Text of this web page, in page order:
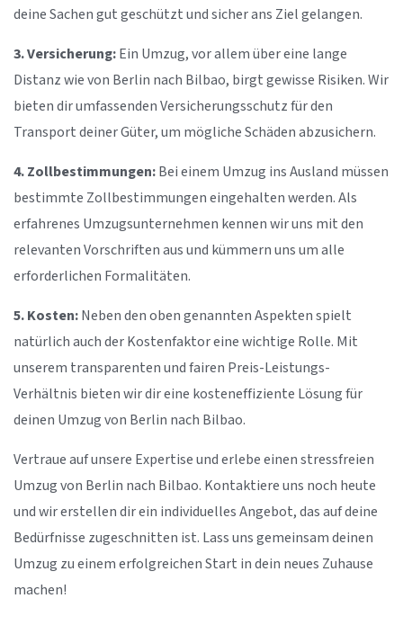
deine Sachen gut geschützt und sicher ans Ziel gelangen.
3. Versicherung:Ein Umzug, vor allem über eine lange
Distanz wie von Berlin nach Bilbao, birgt gewisse Risiken. Wir
bieten dir umfassenden Versicherungsschutz für den
Transport deiner Güter, um mögliche Schäden abzusichern.
4. Zollbestimmungen:Bei einem Umzug ins Ausland müssen
bestimmte Zollbestimmungen eingehalten werden. Als
erfahrenes Umzugsunternehmen kennen wir uns mit den
relevanten Vorschriften aus und kümmern uns um alle
erforderlichen Formalitäten.
5. Kosten:Neben den oben genannten Aspekten spielt
natürlich auch der Kostenfaktor eine wichtige Rolle. Mit
unserem transparenten und fairen Preis-Leistungs-
Verhältnis bieten wir dir eine kosteneffiziente Lösung für
deinen Umzug von Berlin nach Bilbao.
Vertraue auf unsere Expertise und erlebe einen stressfreien
Umzug von Berlin nach Bilbao. Kontaktiere uns noch heute
und wir erstellen dir ein individuelles Angebot, das auf deine
Bedürfnisse zugeschnitten ist. Lass uns gemeinsam deinen
Umzug zu einem erfolgreichen Start in dein neues Zuhause
machen!